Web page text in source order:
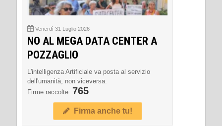
Venerdì 31 Luglio 2026
NO AL MEGA DATA CENTER A
POZZAGLIO
L'intelligenza Artificiale va posta al servizio
dell'umanità, non viceversa.
Firme raccolte: 765
Firma anche tu!